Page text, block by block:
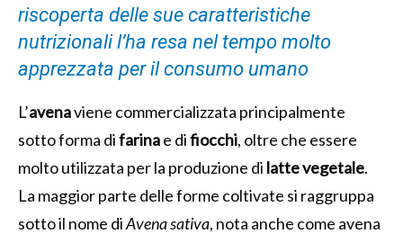
riscoperta delle sue caratteristiche
nutrizionali l’ha resa nel tempo molto
apprezzata per il consumo umano
L’avenaviene commercializzata principalmente
sotto forma difarinae difiocchi, oltre che essere
molto utilizzata per la produzione di latte vegetale.
La maggior parte delle forme coltivate si raggruppa
sotto il nome diAvena sativa, nota anche come avena